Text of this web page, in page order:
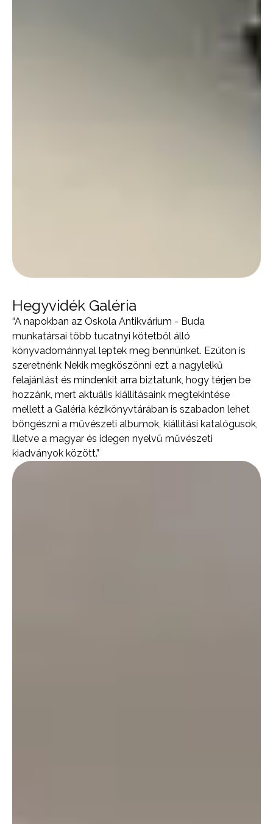
Hegyvidék Galéria
“A napokban az Oskola Antikvárium - Buda
munkatársai több tucatnyi kötetből álló
könyvadománnyal leptek meg bennünket. Ezúton is
szeretnénk Nekik megköszönni ezt a nagylelkű
felajánlást és mindenkit arra biztatunk, hogy térjen be
hozzánk, mert aktuális kiállításaink megtekintése
mellett a Galéria kézikönyvtárában is szabadon lehet
böngészni a művészeti albumok, kiállítási katalógusok,
illetve a magyar és idegen nyelvű művészeti
kiadványok között.”